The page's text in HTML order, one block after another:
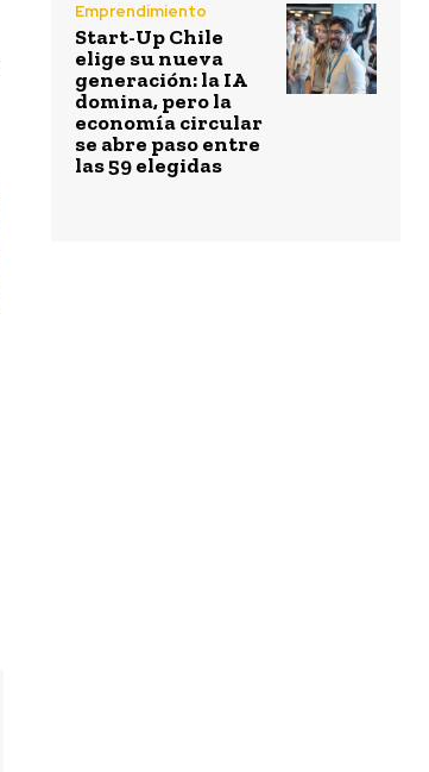
Emprendimiento
Start-Up Chile
elige su nueva
generación: la IA
domina, pero la
economía circular
se abre paso entre
las 59 elegidas